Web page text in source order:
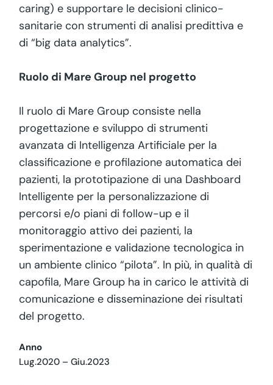
caring) e supportare le decisioni clinico-
sanitarie con strumenti di analisi predittiva e
di “big data analytics”.
Ruolo di Mare Group nel progetto
Il ruolo di Mare Group consiste nella
progettazione e sviluppo di strumenti
avanzata di Intelligenza Artificiale per la
classificazione e profilazione automatica dei
pazienti, la prototipazione di una Dashboard
Intelligente per la personalizzazione di
percorsi e/o piani di follow-up e il
monitoraggio attivo dei pazienti, la
sperimentazione e validazione tecnologica in
un ambiente clinico “pilota”. In più, in qualità di
capofila, Mare Group ha in carico le attività di
comunicazione e disseminazione dei risultati
del progetto.
Anno
Lug.2020 – Giu.2023